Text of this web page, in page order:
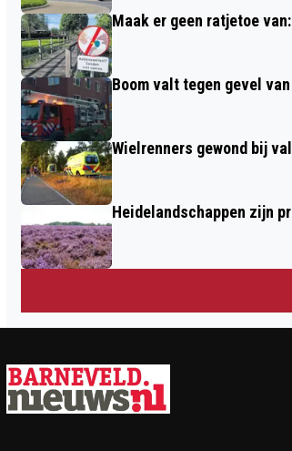
Maak er geen ratjetoe
Boom valt tegen gevel
Wielrenners gewond bij
Heidelandschappen zijn